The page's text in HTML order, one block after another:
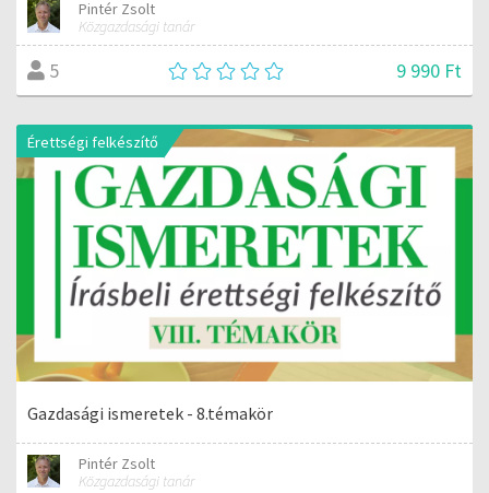
Pintér Zsolt
Közgazdasági tanár
5 9 990 Ft
Érettségi felkészítő
Gazdasági ismeretek - 8.témakör
Pintér Zsolt
Közgazdasági tanár